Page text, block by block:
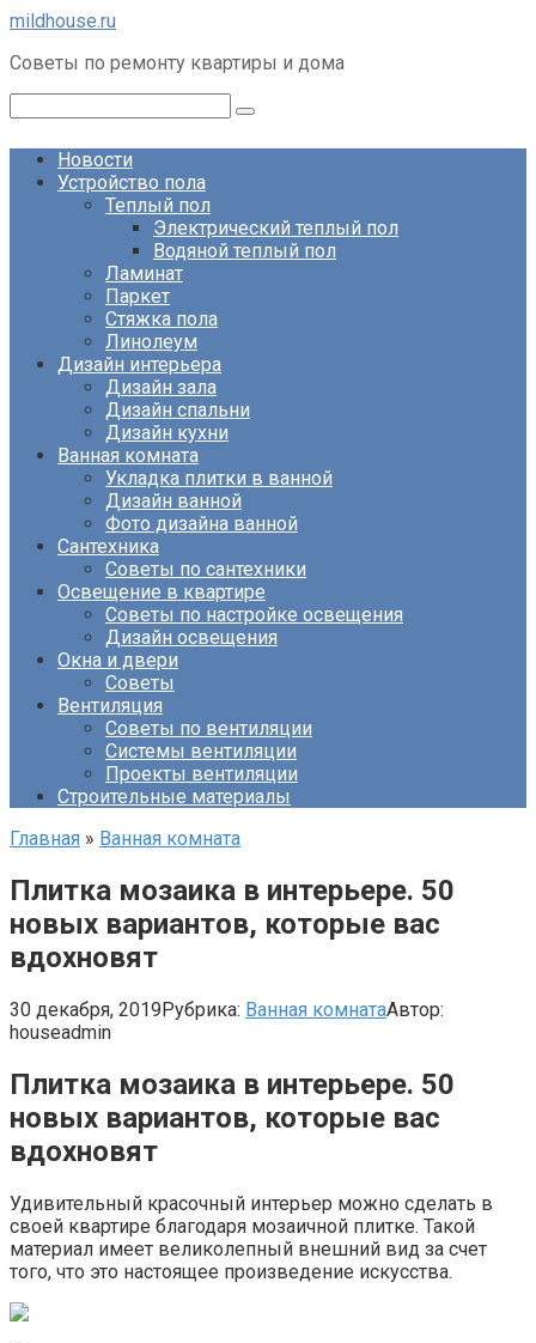
Перейти
контенту
mildhouse.ru
Советы по ремонту квартиры и дома
Новости
Устройство пола
Теплый пол
Электрический теплый пол
Водяной теплый пол
Ламинат
Паркет
Стяжка пола
Линолеум
Дизайн интерьера
Дизайн зала
Дизайн спальни
Дизайн кухни
Ванная комната
Укладка плитки в ванной
Дизайн ванной
Фото дизайна ванной
Сантехника
Советы по сантехники
Освещение в квартире
Советы по настройке освещения
Дизайн освещения
Окна и двери
Советы
Вентиляция
Советы по вентиляции
Системы вентиляции
Проекты вентиляции
Строительные материалы
Главная » Ванная комната
Плитка мозаика в интерьере. 50
новых вариантов, которые вас
вдохновят
30 декабря, 2019Рубрика: Ванная комнатаАвтор:
houseadmin
Плитка мозаика в интерьере. 50
новых вариантов, которые вас
вдохновят
Удивительный красочный интерьер можно сделать в
своей квартире благодаря мозаичной плитке. Такой
материал имеет великолепный внешний вид за счет
того, что это настоящее произведение искусства.